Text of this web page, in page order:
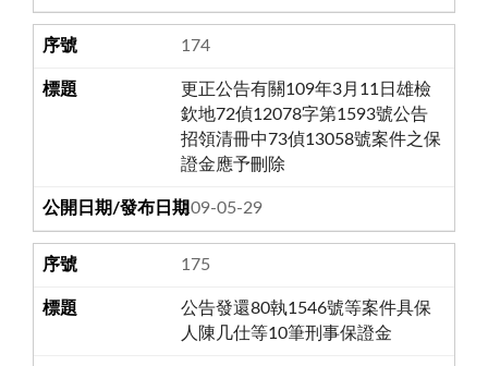
174
更正公告有關109年3月11日雄檢
欽地72偵12078字第1593號公告
招領清冊中73偵13058號案件之保
證金應予刪除
109-05-29
175
公告發還80執1546號等案件具保
人陳几仕等10筆刑事保證金